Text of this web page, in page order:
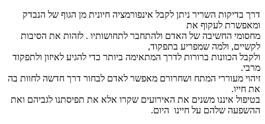
דרך בדיקות השריר ניתן לקבל אינפורמציה חיונית מן הגוף של הנבדק
ומאפשרת לעקוף את
מחסומי החשיבה של האדם ולהתחבר לתחושותיו . לזהות את הסיבות
לקשיים, ולמה שמפריע בתפקוד,
ולקבל הכוונות ברורות לדרך המתאימה ביותר כדי להגיע לאיזון ולתפקוד
מרבי.
זיהוי מעוררי המתח ושחרורם מאפשר לאדם לבחור דרך חדשה לחוות בה
את חייו.
בטיפול איננו משנים את האירועים שקרו אלא את תפיסתנו לגביהם ואת
ההשפעה שלהם על חיינו היום.